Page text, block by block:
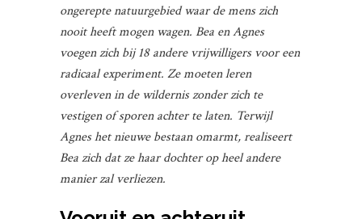
ongerepte natuurgebied waar de mens zich
nooit heeft mogen wagen. Bea en Agnes
voegen zich bij 18 andere vrijwilligers voor een
radicaal experiment. Ze moeten leren
overleven in de wildernis zonder zich te
vestigen of sporen achter te laten. Terwijl
Agnes het nieuwe bestaan omarmt, realiseert
Bea zich dat ze haar dochter op heel andere
manier zal verliezen.